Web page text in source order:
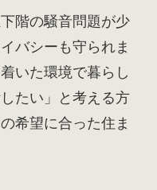
階の騒音問題が少
バシーも守られま
いた環境で暮らし
たい」と考える方
希望に合った住ま